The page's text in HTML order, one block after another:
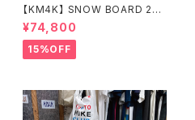
【KM4K】 SNOW BOARD 25/
26 "PARADICE STICK" パラ
ダイススティック
¥74,800
15%OFF